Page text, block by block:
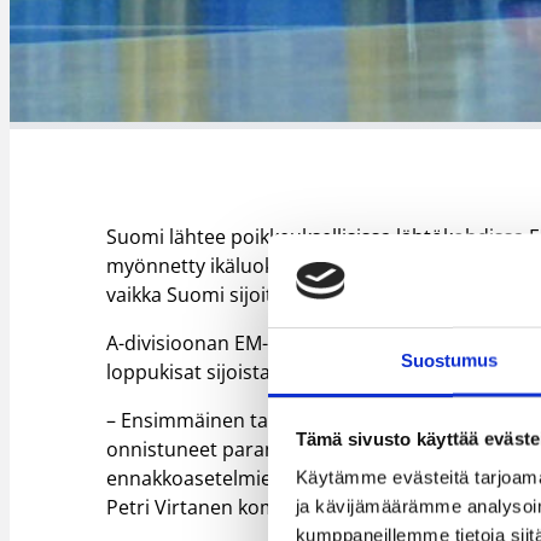
Suostumus
Tämä sivusto käyttää
Käytämme evästeitä
ja kävijämäärämme
kumppaneillemme tietoja
Suomi lähtee poikkeuksellisissa lähtökohdissa
myönnetty ikäluokan EM-kotikisat kesälle
vaikka Suomi sijoittuisikin kolmen viimeisen
A-divisioonan EM-kisoissa alkulohkon jälkeen
loppukisat sijoista 1-8 vai 9-16.
– Ensimmäinen tavoite on, että peli paranee
onnistuneet parantamaan. Kisojen kannalta
ennakkoasetelmien kannalta, mutta
Petri Virtanen kommentoi.